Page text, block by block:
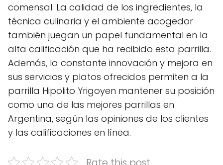
comensal. La calidad de los ingredientes, la
técnica culinaria y el ambiente acogedor
también juegan un papel fundamental en la
alta calificación que ha recibido esta parrilla.
Además, la constante innovación y mejora en
sus servicios y platos ofrecidos permiten a la
parrilla Hipolito Yrigoyen mantener su posición
como una de las mejores parrillas en
Argentina, según las opiniones de los clientes
y las calificaciones en línea.